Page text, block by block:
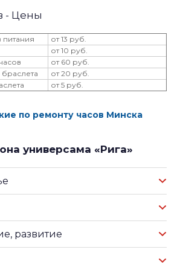
- Цены
питания
от 13 руб.
от 10 руб.
от 60 руб.
браслета
от 20 руб.
от 5 руб.
по ремонту часов Минска
универсама «Рига»
развитие